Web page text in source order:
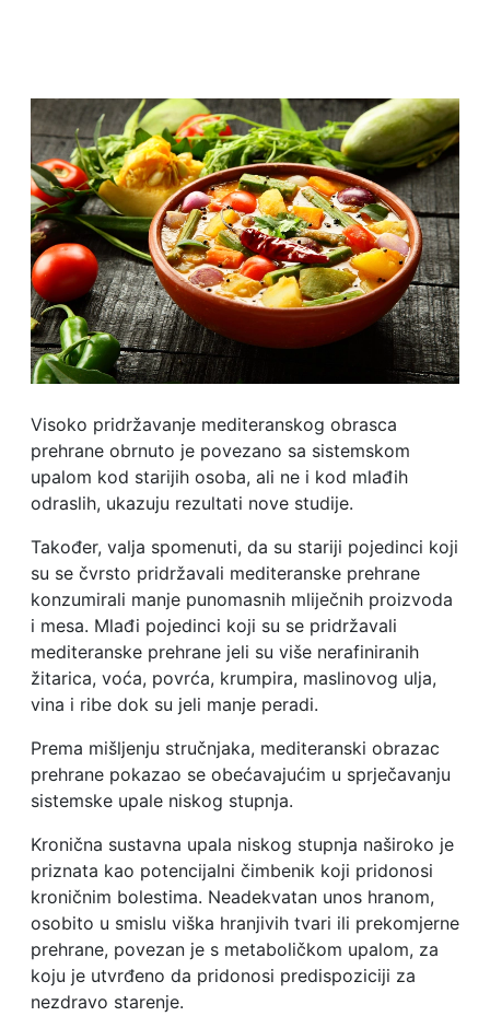
Visoko pridržavanje mediteranskog obrasca
prehrane obrnuto je povezano sa sistemskom
upalom kod starijih osoba, ali ne i kod mlađih
odraslih, ukazuju rezultati nove studije.
Također, valja spomenuti, da su stariji pojedinci koji
su se čvrsto pridržavali mediteranske prehrane
konzumirali manje punomasnih mliječnih proizvoda
i mesa. Mlađi pojedinci koji su se pridržavali
mediteranske prehrane jeli su više nerafiniranih
žitarica, voća, povrća, krumpira, maslinovog ulja,
vina i ribe dok su jeli manje peradi.
Prema mišljenju stručnjaka, mediteranski obrazac
prehrane pokazao se obećavajućim u sprječavanju
sistemske upale niskog stupnja.
Kronična sustavna upala niskog stupnja naširoko je
priznata kao potencijalni čimbenik koji pridonosi
kroničnim bolestima. Neadekvatan unos hranom,
osobito u smislu viška hranjivih tvari ili prekomjerne
prehrane, povezan je s metaboličkom upalom, za
koju je utvrđeno da pridonosi predispoziciji za
nezdravo starenje.